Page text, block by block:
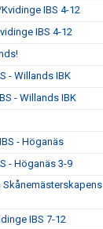
IBS 4-12
IBS 4-12
- Willands IBK
- Willands IBK
- Höganäs
- Höganäs 3-9
IBS 7-12